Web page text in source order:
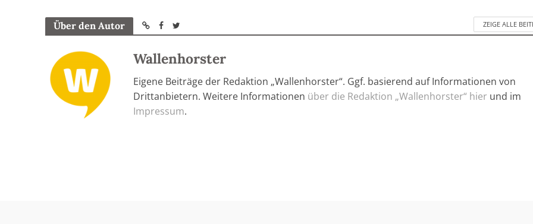
Über den Autor ZEIGE ALLE
Wallenhorster
Eigene Beiträge der Redaktion „Wallenhorster“. Ggf. basierend auf Informationen von
Drittanbietern. Weitere Informationen über die Redaktion „Wallenhorster“ hier und im
Impressum.